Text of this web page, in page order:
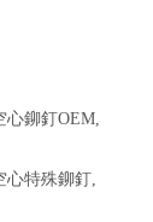
心鉚釘OEM,
心特殊鉚釘,